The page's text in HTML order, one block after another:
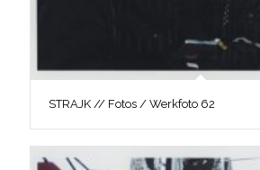
STRAJK // Fotos / Werkfoto 62